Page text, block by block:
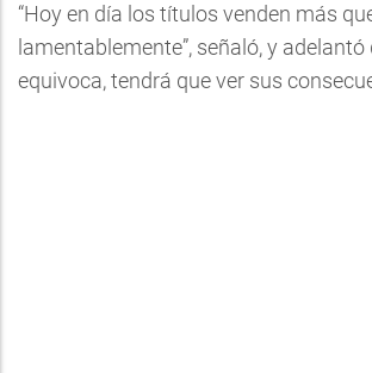
“Hoy en día los títulos venden más
lamentablemente”, señaló, y adelantó
equivoca, tendrá que ver sus